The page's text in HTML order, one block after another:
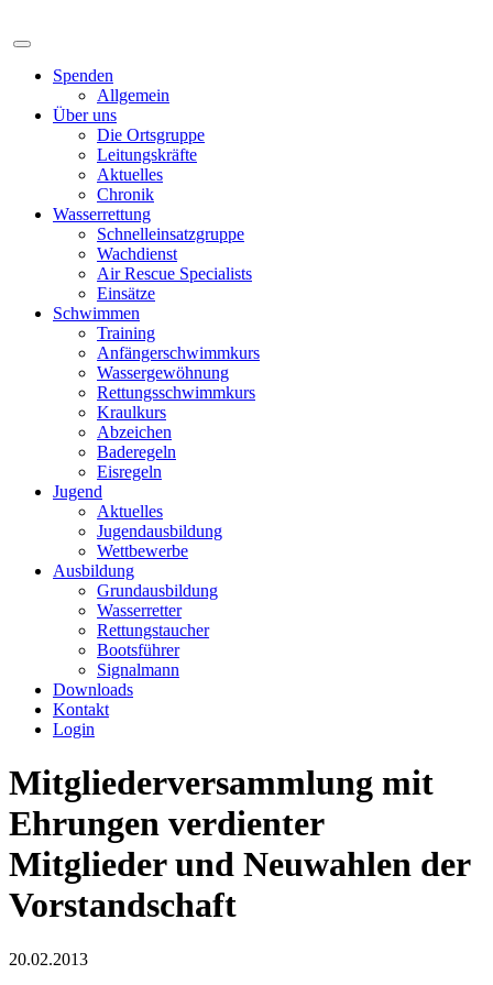
Spenden
Allgemein
Über uns
Die Ortsgruppe
Leitungskräfte
Aktuelles
Chronik
Wasserrettung
Schnelleinsatzgruppe
Wachdienst
Air Rescue Specialists
Einsätze
Schwimmen
Training
Anfängerschwimmkurs
Wassergewöhnung
Rettungsschwimmkurs
Kraulkurs
Abzeichen
Baderegeln
Eisregeln
Jugend
Aktuelles
Jugendausbildung
Wettbewerbe
Ausbildung
Grundausbildung
Wasserretter
Rettungstaucher
Bootsführer
Signalmann
Downloads
Kontakt
Login
Mitgliederversammlung mit
Ehrungen verdienter
Mitglieder und Neuwahlen der
Vorstandschaft
20.02.2013